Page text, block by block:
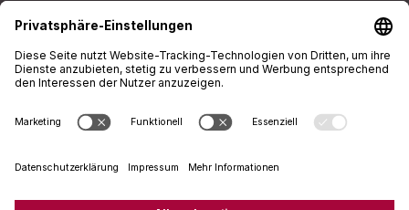
Kontakt
AGB
Datenschutz